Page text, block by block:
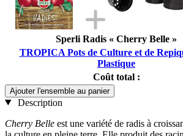
Sperli Radis « Cherry Belle »
TROPICA Pots de Culture et de
Plastique
Coût total :
Ajouter l'ensemble au panier
Description
Cherry Belle est une variété de radis à